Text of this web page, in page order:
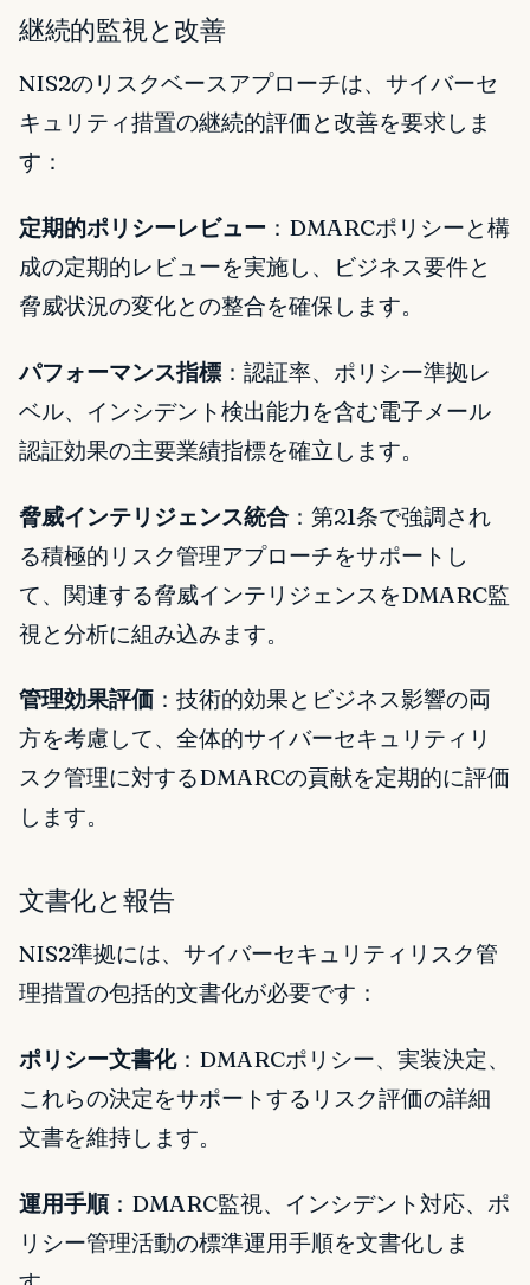
継続的監視と改善
NIS2のリスクベースアプローチは、サイバーセ
キュリティ措置の継続的評価と改善を要求しま
す：
定期的ポリシーレビュー ：DMARCポリシーと構
成の定期的レビューを実施し、ビジネス要件と
脅威状況の変化との整合を確保します。
パフォーマンス指標 ：認証率、ポリシー準拠レ
ベル、インシデント検出能力を含む電子メール
認証効果の主要業績指標を確立します。
脅威インテリジェンス統合：第21条で強調され
る積極的リスク管理アプローチをサポートし
て、関連する脅威インテリジェンスをDMARC監
視と分析に組み込みます。
管理効果評価 ：技術的効果とビジネス影響の両
方を考慮して、全体的サイバーセキュリティリ
スク管理に対するDMARCの貢献を定期的に評価
します。
文書化と報告
NIS2準拠には、サイバーセキュリティリスク管
理措置の包括的文書化が必要です：
ポリシー文書化：DMARCポリシー、実装決定、
これらの決定をサポートするリスク評価の詳細
文書を維持します。
運用手順：DMARC監視、インシデント対応、ポ
リシー管理活動の標準運用手順を文書化しま